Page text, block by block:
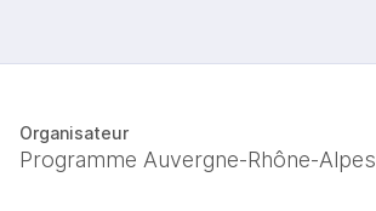
Organisateur
Programme Auvergne-Rhône-Alpes